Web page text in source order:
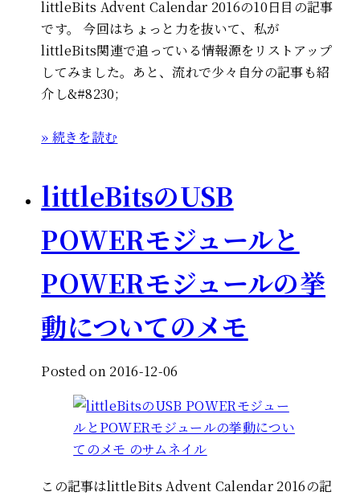
littleBits Advent Calendar 2016の10日目の記事
です。 今回はちょっと力を抜いて、私が
littleBits関連で追っている情報源をリストアップ
してみました。あと、流れで少々自分の記事も紹
介し&#8230;
» 続きを読む
littleBitsのUSB
POWERモジュールと
POWERモジュールの挙
動についてのメモ
Posted on 2016-12-06
この記事はlittleBits Advent Calendar 2016の記